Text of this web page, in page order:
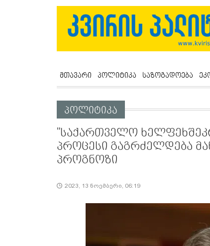
მთავარი პოლიტიკა საზოგადოება
პოლიტიკა
"საქართველო
პროცესი გაგრძელდება
პროგნოზი
2023, 13 ნოემბერი, 06:19